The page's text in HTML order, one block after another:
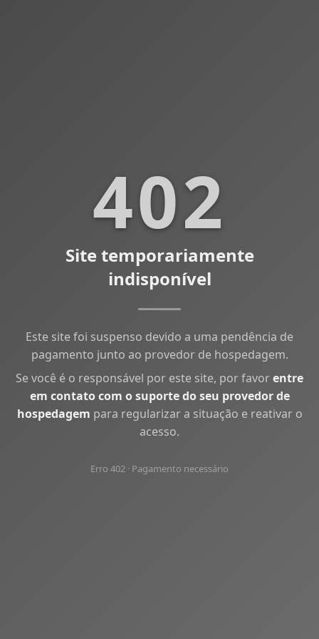
402
Site temporariamente
indisponível
Este site foi suspenso devido a uma pendência de
pagamento junto ao provedor de hospedagem.
Se você é o responsável por este site, por favorentre
em contato com o suporte do seu provedor de
hospedagem para regularizar a situação e reativar o
acesso.
Erro 402 · Pagamento necessário